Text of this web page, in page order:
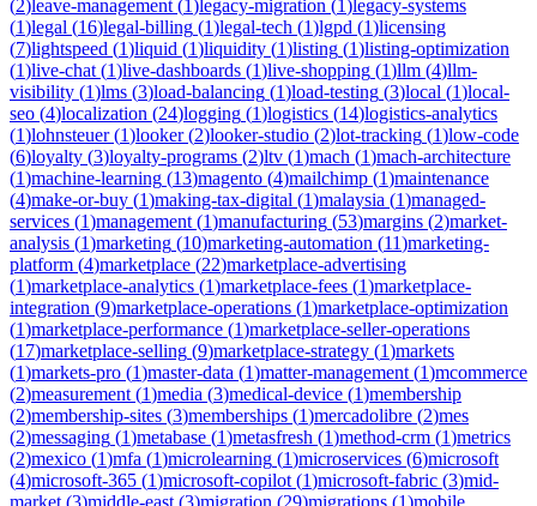
(2)leave-management (1)legacy-migration (1)legacy-systems
(1)legal (16)legal-billing (1)legal-tech (1)lgpd (1)licensing
(7)lightspeed (1)liquid (1)liquidity (1)listing (1)listing-optimization
(1)live-chat (1)live-dashboards (1)live-shopping (1)llm (4)llm-
visibility (1)lms (3)load-balancing (1)load-testing (3)local (1)local-
seo (4)localization (24)logging (1)logistics (14)logistics-analytics
(1)lohnsteuer(1)looker(2)looker-studio (2)lot-tracking (1)low-code
(6)loyalty (3)loyalty-programs (2)ltv (1)mach (1)mach-architecture
(1)machine-learning (13)magento (4)mailchimp (1)maintenance
(4)make-or-buy (1)making-tax-digital (1)malaysia (1)managed-
services (1)management (1)manufacturing (53)margins (2)market-
analysis (1)marketing (10)marketing-automation (11)marketing-
platform (4)marketplace (22)marketplace-advertising
(1)marketplace-analytics (1)marketplace-fees (1)marketplace-
integration (9)marketplace-operations (1)marketplace-optimization
(1)marketplace-performance (1)marketplace-seller-operations
(17)marketplace-selling (9)marketplace-strategy (1)markets
(1)markets-pro (1)master-data (1)matter-management (1)mcommerce
(2)measurement (1)media (3)medical-device (1)membership
(2)membership-sites (3)memberships (1)mercadolibre (2)mes
(2)messaging (1)metabase (1)metasfresh (1)method-crm (1)metrics
(2)mexico (1)mfa (1)microlearning (1)microservices (6)microsoft
(4)microsoft-365 (1)microsoft-copilot (1)microsoft-fabric (3)mid-
market (3)middle-east (3)migration (29)migrations (1)mobile